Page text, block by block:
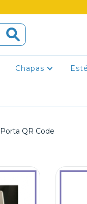
Chapas
Porta QR Code